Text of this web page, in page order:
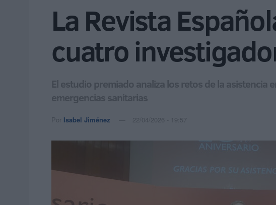
La Revista
cuatro
El estudio premiado analiza los retos de la
emergencias sanitarias
Por Isabel Jiménez 22/04/2026 - 19:57